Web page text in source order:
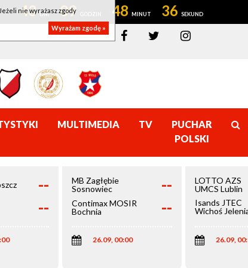
43 09 48 36
MULTIMEDIA TV
PUCHAR
POLSKI
--
--
MB Zagłębie
Sosnowiec
--
Contimax MOSIR
Bochnia
--
26.09, 00:00
LOTTO AZS
UMCS Lublin
Isands JTEC
Wichoś
26.09,
nie wyrażasz zgody
Wyrażam zgodę »